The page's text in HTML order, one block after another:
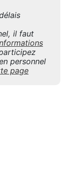
il faut
personnel
page